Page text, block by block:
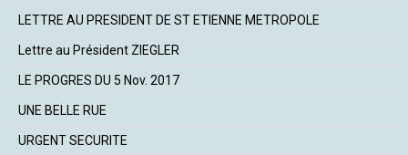
LETTRE AU PRESIDENT DE ST ETIENNE METROPOLE
Lettre au Président ZIEGLER
LE PROGRES DU 5 Nov. 2017
UNE BELLE RUE
URGENT SECURITE